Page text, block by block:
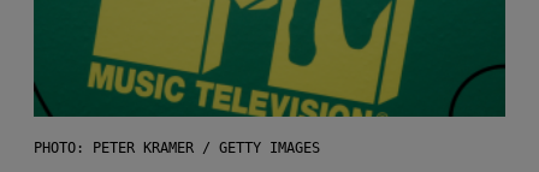
PHOTO: PETER KRAMER / GETTY IMAGES